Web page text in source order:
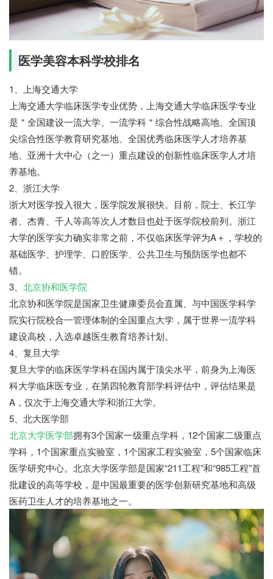
医学美容本科学校排名
1、上海交通大学
上海交通大学临床医学专业优势，上海交通大学临床医学专业
是＂全国建设一流大学、一流学科＂综合性战略高地、全国顶
尖综合性医学教育研究基地、全国优秀临床医学人才培养基
地、亚洲十大中心（之一）重点建设的创新性临床医学人才培
养基地。
2、浙江大学
浙大对医学投入很大，医学院发展很快。目前，院士、长江学
者、杰青、千人等高等次人才数目也处于医学院校前列。浙江
大学的医学实力确实非常之前，不仅临床医学评为A＋，学校的
基础医学、护理学、口腔医学、公共卫生与预防医学也都不
错。
3、 北京协和医学院
北京协和医学院是国家卫生健康委员会直属、与中国医学科学
院实行院校合一管理体制的全国重点大学，属于世界一流学科
建设高校，入选卓越医生教育培养计划。
4、复旦大学
复旦大学的临床医学学科在国内属于顶尖水平，前身为上海医
科大学临床医专业，在第四轮教育部学科评估中，评估结果是
A，仅次于上海交通大学和浙江大学。
5、北大医学部
北京大学医学部拥有3个国家一级重点学科，12个国家二级重点
学科，1个国家重点实验室，1个国家工程实验室，5个国家临床
医学研究中心。北京大学医学部是国家“211工程”和“985工程”首
批建设的高等学校，是中国最重要的医学创新研究基地和高级
医药卫生人才的培养基地之一。